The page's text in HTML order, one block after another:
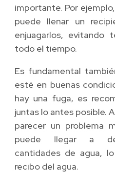
importante. Por
puede llenar un
enjuagarlos,
todo el tiempo.
Es fundamental
esté en buenas
hay una fuga, es
juntas lo antes posible.
parecer un problema
puede llegar a
cantidades de agua,
recibo del agua.